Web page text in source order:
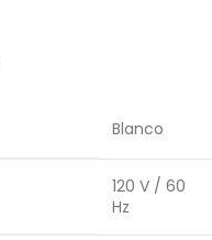
Blanco
120 V / 60
Hz